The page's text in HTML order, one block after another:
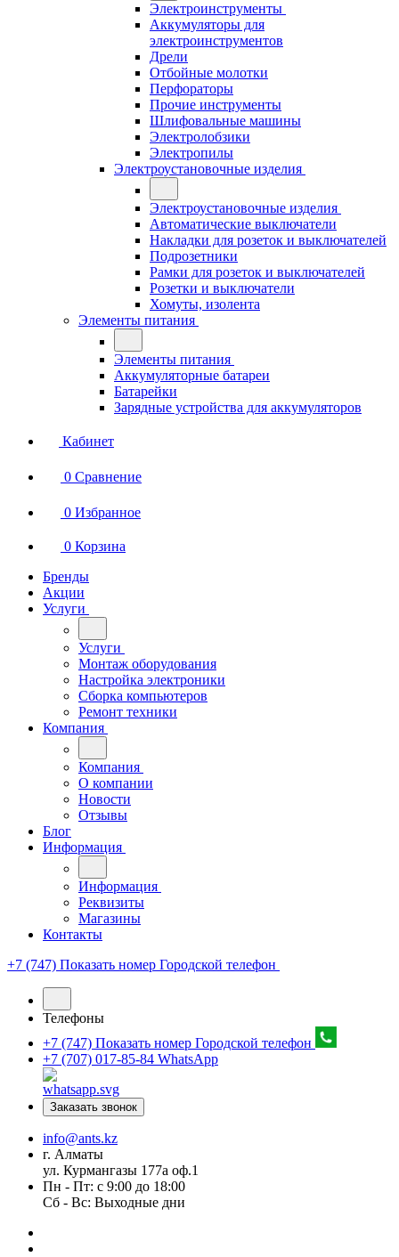
Электроинструменты
Аккумуляторы для
электроинструментов
Дрели
Отбойные молотки
Перфораторы
Прочие инструменты
Шлифовальные машины
Электролобзики
Электропилы
Электроустановочные изделия
Электроустановочные изделия
Автоматические выключатели
Накладки для розеток и выключателей
Подрозетники
Рамки для розеток и выключателей
Розетки и выключатели
Хомуты, изолента
Элементы питания
Элементы питания
Аккумуляторные батареи
Батарейки
Зарядные устройства для аккумуляторов
Кабинет
0 Сравнение
0 Избранное
0 Корзина
Бренды
Акции
Услуги
Услуги
Монтаж оборудования
Настройка электроники
Сборка компьютеров
Ремонт техники
Компания
Компания
О компании
Новости
Отзывы
Блог
Информация
Информация
Реквизиты
Магазины
Контакты
+7 (747) Показать номер Городской телефон
Телефоны
+7 (747) Показать номер Городской телефон
+7 (707) 017-85-84 WhatsApp
Заказать звонок
info@ants.kz
г. Алматы
ул. Курмангазы 177а оф.1
Пн - Пт: с 9:00 до 18:00
Сб - Вс: Выходные дни